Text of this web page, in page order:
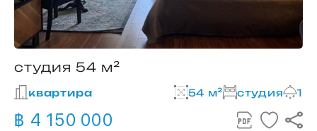
студия 54 м²
квартира 54 м² студия 1
฿ 4 150 000